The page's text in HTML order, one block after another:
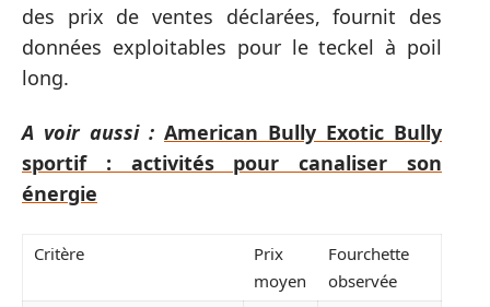
des prix de ventes déclarées, fournit des
données exploitables pour le teckel à poil
long.
A voir aussi : American Bully Exotic Bully
sportif : activités pour canaliser son
énergie
Critère
Prix
moyen
Fourchette
observée